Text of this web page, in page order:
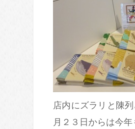
店内にズラリと陳
月２３日からは今年